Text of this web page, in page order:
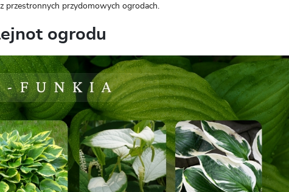
przestronnych przydomowych ogrodach.
ogrodu